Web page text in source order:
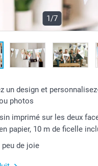
1/7
un design et
photos
imprimé sur les deux
papier, 10 m de ficelle
peu de joie